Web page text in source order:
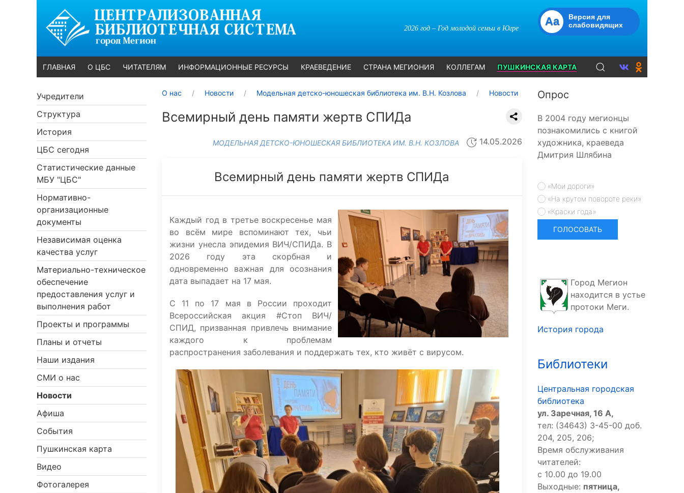
2026 год – Год молодой семьи в Югре
Aa
Версия для
слабовидящих
ГЛАВНАЯ О ЦБС ЧИТАТЕЛЯМ ИНФОРМАЦИОННЫЕ РЕСУРСЫ КРАЕВЕДЕНИЕ СТРАНА МЕГИОНИЯ КОЛЛЕГАМ ПУШКИНСКАЯ КАРТА
Учредители
Структура
История
ЦБС сегодня
Статистические данные
МБУ "ЦБС"
Нормативно-
организационные
документы
Независимая оценка
качества услуг
Материально-техническое
обеспечение
предоставления услуг и
выполнения работ
Проекты и программы
Планы и отчеты
Наши издания
СМИ о нас
Новости
Афиша
События
Пушкинская карта
Видео
Фотогалерея
О нас Новости Модельная детско-юношеская библиотека им. В.Н. Козлова Новости
Всемирный день памяти жертв СПИДа
МОДЕЛЬНАЯ ДЕТСКО-ЮНОШЕСКАЯ БИБЛИОТЕКА ИМ. В.Н. КОЗЛОВА 14.05.2026
Всемирный день памяти жертв СПИДа
Каждый год в третье воскресенье мая
во всём мире вспоминают тех, чьи
жизни унесла эпидемия ВИЧ/СПИДа. В
2026 году эта скорбная и
одновременно важная для осознания
дата выпадает на 17 мая.
С 11 по 17 мая в России проходит
Всероссийская акция #Стоп ВИЧ/
СПИД, призванная привлечь внимание
каждого к проблемам
распространения заболевания и поддержать тех, кто живёт с вирусом.
Опрос
В 2004 году мегионцы
познакомились с книгой
художника, краеведа
Дмитрия Шлябина
«Мои дороги»
«На крутом повороте реки»
«Краски года»
Город Мегион
находится в устье
протоки Меги.
История города
Библиотеки
Центральная городская
библиотека
ул. Заречная, 16 А,
тел: (34643) 3-45-00 доб.
204, 205, 206;
Время обслуживания
читателей:
с 10.00 до 19.00
Выходные: пятница,